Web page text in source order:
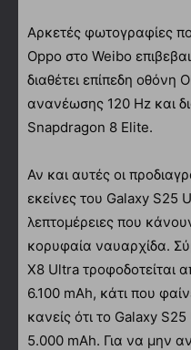
Αρκετές φωτογραφίες
Oppo στο Weibo
διαθέτει επίπεδη οθόνη
ανανέωσης 120 Hz και
Snapdragon 8 Elite.
Αν και αυτές οι
εκείνες του Galaxy S25
λεπτομέρειες που
κορυφαία ναυαρχίδα.
X8 Ultra τροφοδοτείται
6.100 mAh, κάτι που
κανείς ότι το Galaxy
5.000 mAh. Για να μην